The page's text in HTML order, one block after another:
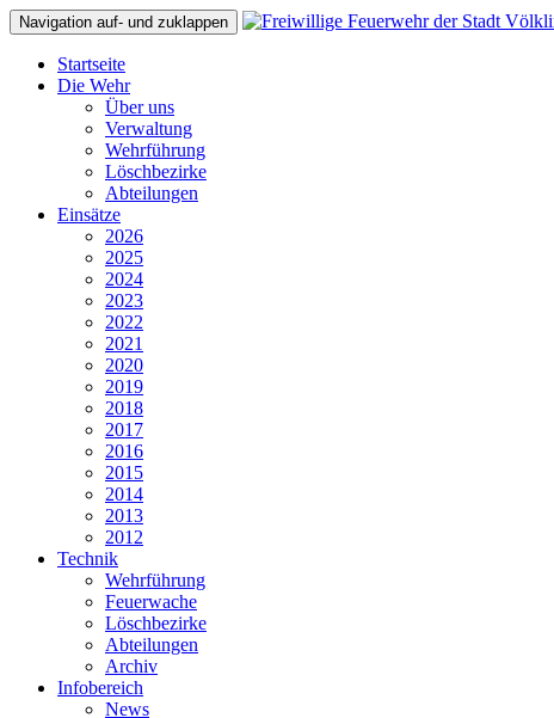
Navigation auf- und zuklappen
Startseite
Die Wehr
Über uns
Verwaltung
Wehrführung
Löschbezirke
Abteilungen
Einsätze
2026
2025
2024
2023
2022
2021
2020
2019
2018
2017
2016
2015
2014
2013
2012
Technik
Wehrführung
Feuerwache
Löschbezirke
Abteilungen
Archiv
Infobereich
News